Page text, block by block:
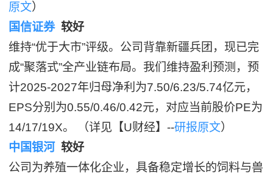
原文）
国信证券较好
维持“优于大市”评级。公司背靠新疆兵团，现已完
成“聚落式”全产业链布局。我们维持盈利预测，预
计2025-2027年归母净利为7.50/6.23/5.74亿元，
EPS分别为0.55/0.46/0.42元，对应当前股价PE为
14/17/19X。 （详见【U财经】--研报原文）
中国银河
较好
公司为养殖一体化企业，具备稳定增长的饲料与兽